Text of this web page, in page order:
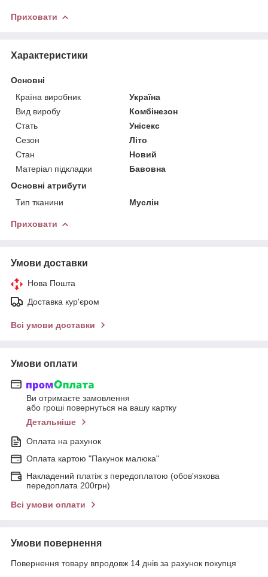
Приховати
Характеристики
Основні
Країна виробник
Україна
Вид виробу
Комбінезон
Стать
Унісекс
Сезон
Літо
Стан
Новий
Матеріал підкладки
Бавовна
Основні атрибути
Тип тканини
Муслін
Приховати
Умови доставки
Нова Пошта
Доставка кур'єром
Всі умови доставки
Умови оплати
Ви отримаєте замовлення
або гроші повернуться на вашу картку
Детальніше
Оплата на рахунок
Оплата картою "Пакунок малюка"
Накладений платіж з передоплатою (обов'язкова
передоплата 200грн)
Всі умови оплати
Умови повернення
Повернення товару впродовж 14 днів за рахунок покупця